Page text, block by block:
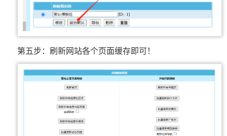
第五步：刷新网站各个页面缓存即可！